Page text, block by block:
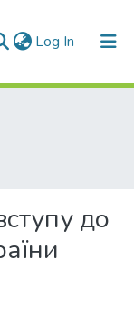
Log In (current)
до